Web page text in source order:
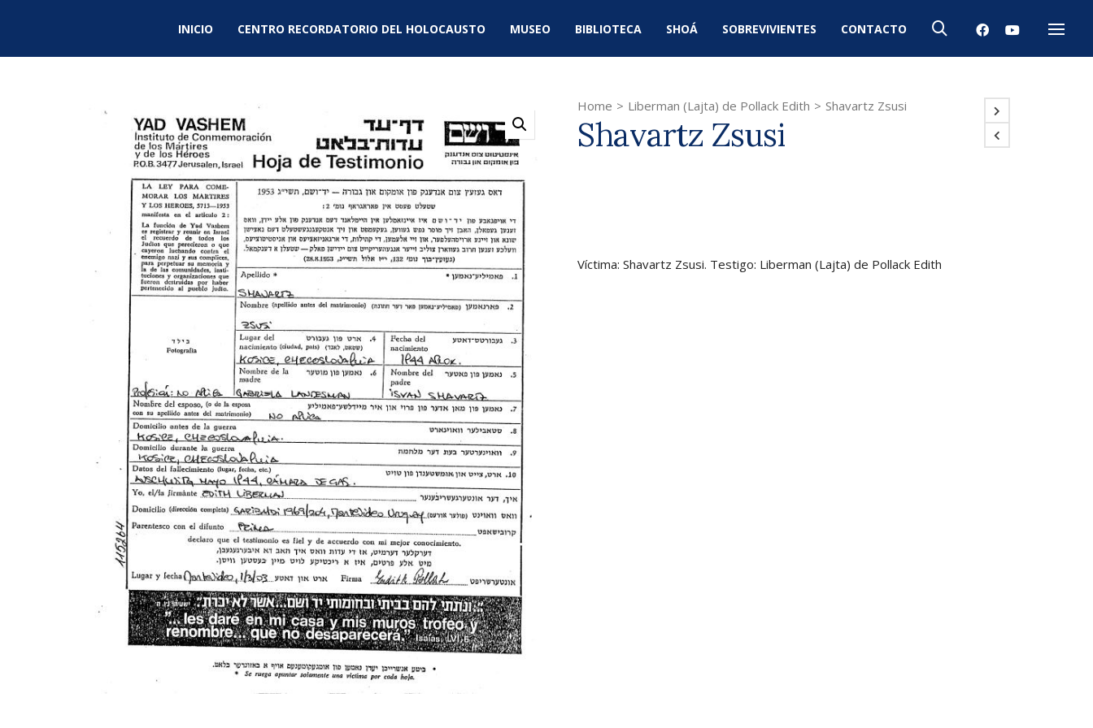
INICIO CENTRO RECORDATORIO DEL HOLOCAUSTO MUSEO BIBLIOTECA SHOÁ SOBREVIVIENTES CONTACTO
Menú
Home > Liberman (Lajta) de Pollack Edith > Shavartz Zsusi
Shavartz Zsusi
Víctima: Shavartz Zsusi. Testigo: Liberman (Lajta) de Pollack Edith